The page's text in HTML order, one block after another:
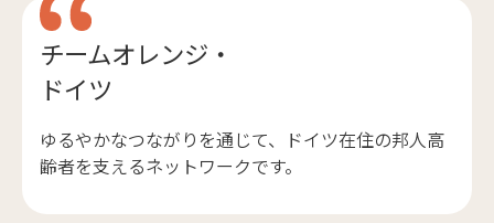
チームオレンジ・
ドイツ
ゆるやかなつながりを通じて、ドイツ在住の邦人高
齢者を支えるネットワークです。